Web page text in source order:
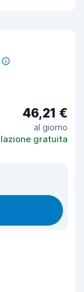
46,21 €
al giorno
gratuita